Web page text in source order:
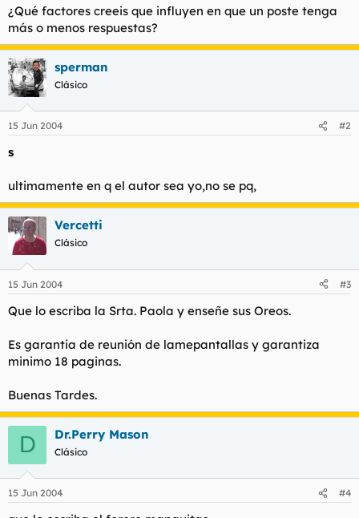
r
d
e
l
t
e
m
a
n
c
i
o
¿Qué factores creeis que influyen en que un poste tenga
más o menos respuestas?
sperman
Clásico
15 Jun 2004 #2
s
ultimamente en q el autor sea yo,no se pq,
Vercetti
Clásico
15 Jun 2004 #3
Que lo escriba la Srta. Paola y enseñe sus Oreos.
Es garantia de reunión de lamepantallas y garantiza
minimo 18 paginas.
Buenas Tardes.
D Dr.Perry Mason
Clásico
15 Jun 2004 #4